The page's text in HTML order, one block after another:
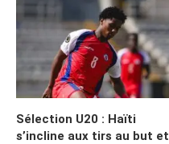
Sélection U20 : Haïti
s’incline aux tirs au but et